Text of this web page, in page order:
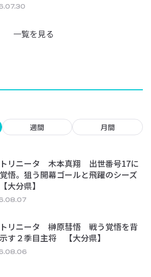
一覧を見る
週間 月間
リニータ 木本真翔 出世番号17に
悟。狙う開幕ゴールと飛躍のシーズ
大分県】
リニータ 榊原彗悟 戦う覚悟を背
す２季目主将 【大分県】